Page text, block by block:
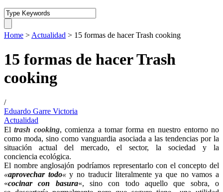
Home > Actualidad > 15 formas de hacer Trash cooking
15 formas de hacer Trash
cooking
/
Eduardo Garre Victoria
Actualidad
Eltrash cooking, comienza a tomar forma en nuestro entorno no
como moda, sino como vanguardia asociada a las tendencias por la
situación actual del mercado, el sector, la sociedad y la
conciencia ecológica.
El nombre anglosajón podríamos representarlo con el concepto del
«aprovechar todo«y no traducir literalmente ya que no vamos a
«cocinar con basura«, sino con todo aquello que sobra, o